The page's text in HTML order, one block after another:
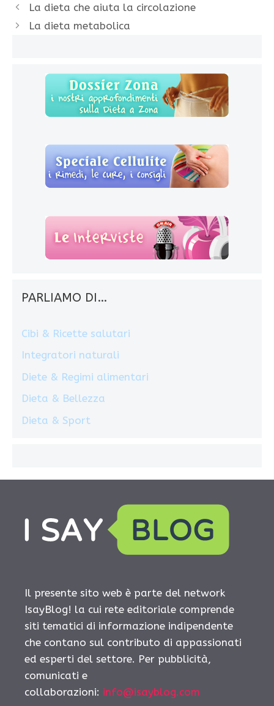
La dieta che aiuta la circolazione
La dieta metabolica
PARLIAMO DI…
Cibi & Ricette salutari
Integratori naturali
Diete & Regimi alimentari
Dieta & Bellezza
Dieta & Sport
Il presente sito web è parte del network
IsayBlog! la cui rete editoriale comprende
siti tematici di informazione indipendente
che contano sul contributo di appassionati
ed esperti del settore. Per pubblicità,
comunicati e
collaborazioni: info@isayblog.com